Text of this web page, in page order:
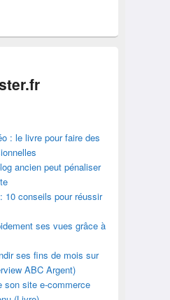
: le livre pour faire des
ancien peut pénaliser
10 conseils pour réussir
ses vues grâce à
ses fins de mois sur
ABC Argent)
son site e-commerce